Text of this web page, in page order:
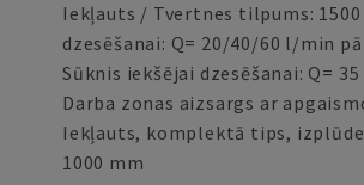
Iekļauts / Tvertnes tilpums:
dzesēšanai: Q= 20/40/60 l/min
Sūknis iekšējai dzesēšanai: Q=
Darba zonas aizsargs ar
Iekļauts, komplektā tips,
1000 mm